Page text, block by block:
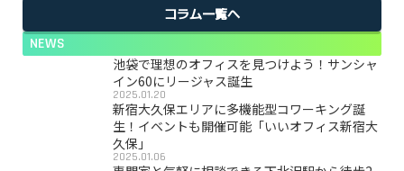
コラム一覧へ
NEWS
池袋で理想のオフィスを見つけよう！サンシャ
イン60にリージャス誕生
2025.01.20
新宿大久保エリアに多機能型コワーキング誕
生！イベントも開催可能「いいオフィス新宿大
久保」
2025.01.06